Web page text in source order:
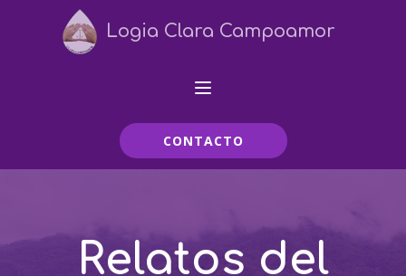
Logia Clara Campoamor
CONTACTO
Relatos del